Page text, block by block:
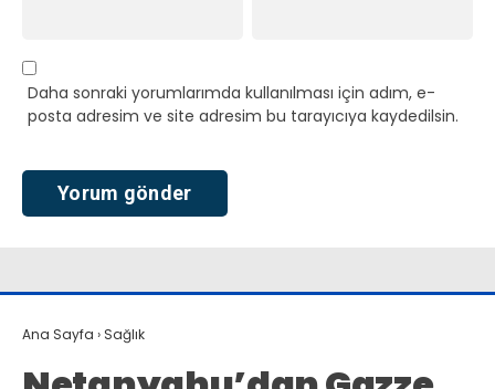
Daha sonraki yorumlarımda kullanılması için adım, e-
posta adresim ve site adresim bu tarayıcıya kaydedilsin.
Ana Sayfa › Sağlık